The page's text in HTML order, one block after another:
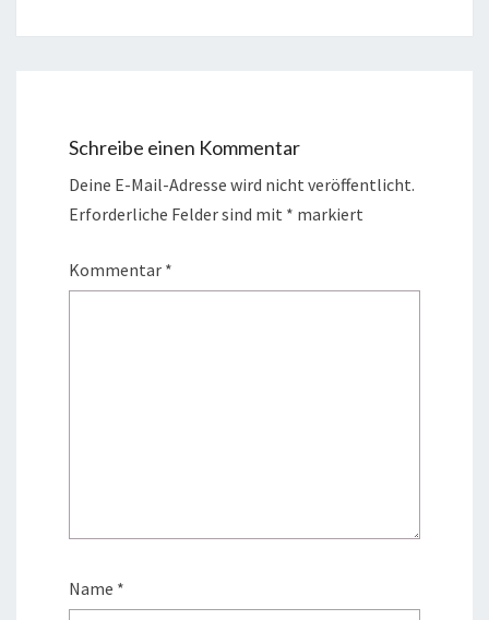
Schreibe einen Kommentar
Deine E-Mail-Adresse wird nicht veröffentlicht.
Erforderliche Felder sind mit * markiert
Kommentar *
Name *